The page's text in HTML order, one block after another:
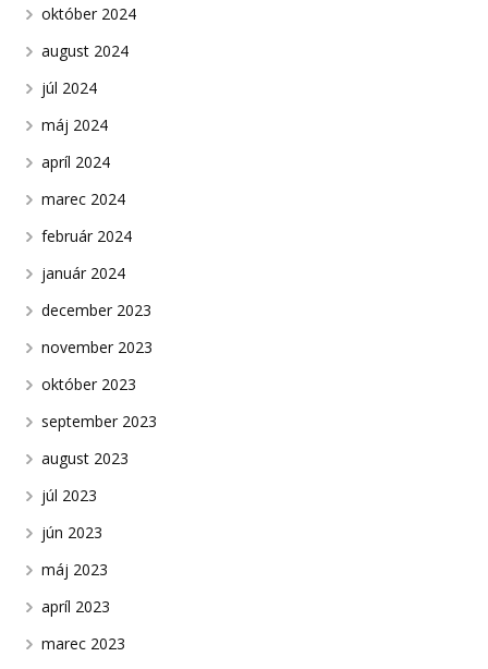
október 2024
august 2024
júl 2024
máj 2024
apríl 2024
marec 2024
február 2024
január 2024
december 2023
november 2023
október 2023
september 2023
august 2023
júl 2023
jún 2023
máj 2023
apríl 2023
marec 2023